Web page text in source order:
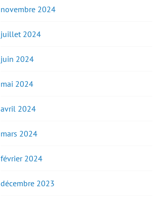
novembre 2024
juillet 2024
juin 2024
mai 2024
avril 2024
mars 2024
février 2024
décembre 2023